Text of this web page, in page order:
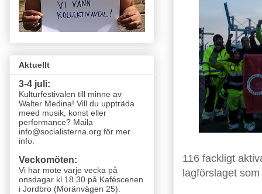
116 fackligt
lagförslaget
Aktuellt
3-4 juli:
Kulturfestivalen till minne av
Walter Medina! Vill du uppträda
meed musik, konst eller
performance? Maila
info@socialisterna.org för mer
info.
Veckomöten:
Vi har möte varje vecka på
onsdagar kl 18.30 på Kaféscenen
i Jordbro (Moränvägen 25)